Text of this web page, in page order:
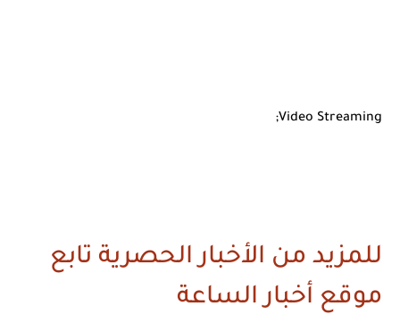
Video Streaming;
للمزيد من الأخبار الحصرية تابع
موقع أخبار الساعة